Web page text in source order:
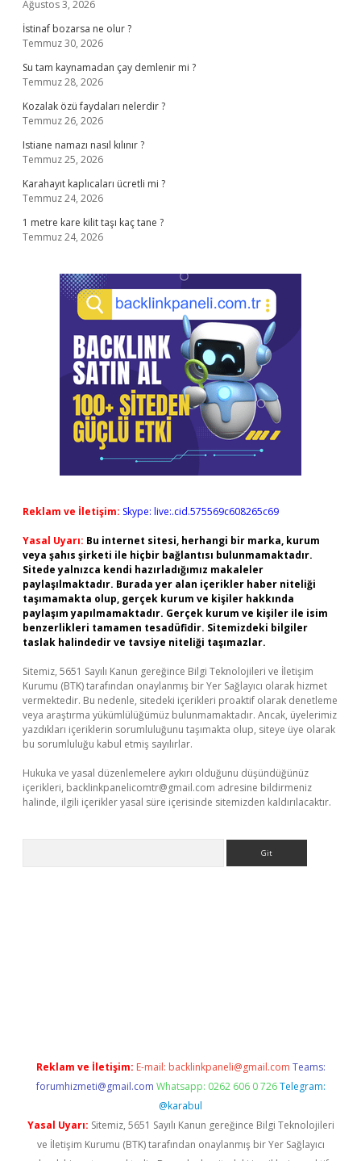
Ağustos 3, 2026
İstinaf bozarsa ne olur ?
Temmuz 30, 2026
Su tam kaynamadan çay demlenir mi ?
Temmuz 28, 2026
Kozalak özü faydaları nelerdir ?
Temmuz 26, 2026
Istiane namazı nasıl kılınır ?
Temmuz 25, 2026
Karahayıt kaplıcaları ücretli mi ?
Temmuz 24, 2026
1 metre kare kilit taşı kaç tane ?
Temmuz 24, 2026
Reklam ve İletişim: Skype: live:.cid.575569c608265c69
Yasal Uyarı: Bu internet sitesi, herhangi bir marka, kurum
veya şahıs şirketi ile hiçbir bağlantısı bulunmamaktadır.
Sitede yalnızca kendi hazırladığımız makaleler
paylaşılmaktadır. Burada yer alan içerikler haber niteliği
taşımamakta olup, gerçek kurum ve kişiler hakkında
paylaşım yapılmamaktadır. Gerçek kurum ve kişiler ile isim
benzerlikleri tamamen tesadüfidir. Sitemizdeki bilgiler
taslak halindedir ve tavsiye niteliği taşımazlar.
Sitemiz, 5651 Sayılı Kanun gereğince Bilgi Teknolojileri ve İletişim
Kurumu (BTK) tarafından onaylanmış bir Yer Sağlayıcı olarak hizmet
vermektedir. Bu nedenle, sitedeki içerikleri proaktif olarak denetleme
veya araştırma yükümlülüğümüz bulunmamaktadır. Ancak, üyelerimiz
yazdıkları içeriklerin sorumluluğunu taşımakta olup, siteye üye olarak
bu sorumluluğu kabul etmiş sayılırlar.
Hukuka ve yasal düzenlemelere aykırı olduğunu düşündüğünüz
içerikleri, backlinkpanelicomtr@gmail.com adresine bildirmeniz
halinde, ilgili içerikler yasal süre içerisinde sitemizden kaldırılacaktır.
Reklam ve İletişim: E-mail: backlinkpaneli@gmail.com Teams:
forumhizmeti@gmail.com Whatsapp: 0262 606 0 726 Telegram:
@karabul
Yasal Uyarı: Sitemiz, 5651 Sayılı Kanun gereğince Bilgi Teknolojileri
ve İletişim Kurumu (BTK) tarafından onaylanmış bir Yer Sağlayıcı